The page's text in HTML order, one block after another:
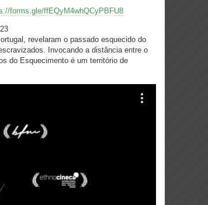
forms.gle/ffEQyM4whQCyPBFU8
revelaram o passado esquecido do
Invocando a distância entre o
do Esquecimento é um território de